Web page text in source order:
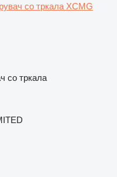
со тркала XCMG
со тркала